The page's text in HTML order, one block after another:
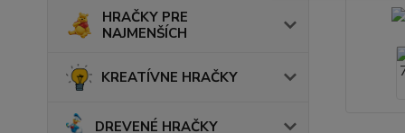
HRAČKY PRE
NAJMENŠÍCH
KREATÍVNE HRAČKY
DREVENÉ HRAČKY